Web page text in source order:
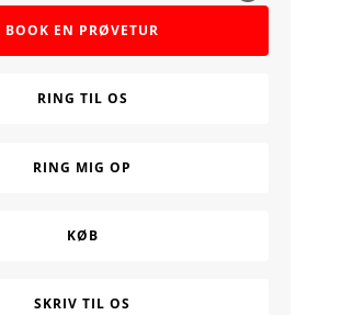
BOOK EN PRØVETUR
RING TIL OS
RING MIG OP
KØB
SKRIV TIL OS